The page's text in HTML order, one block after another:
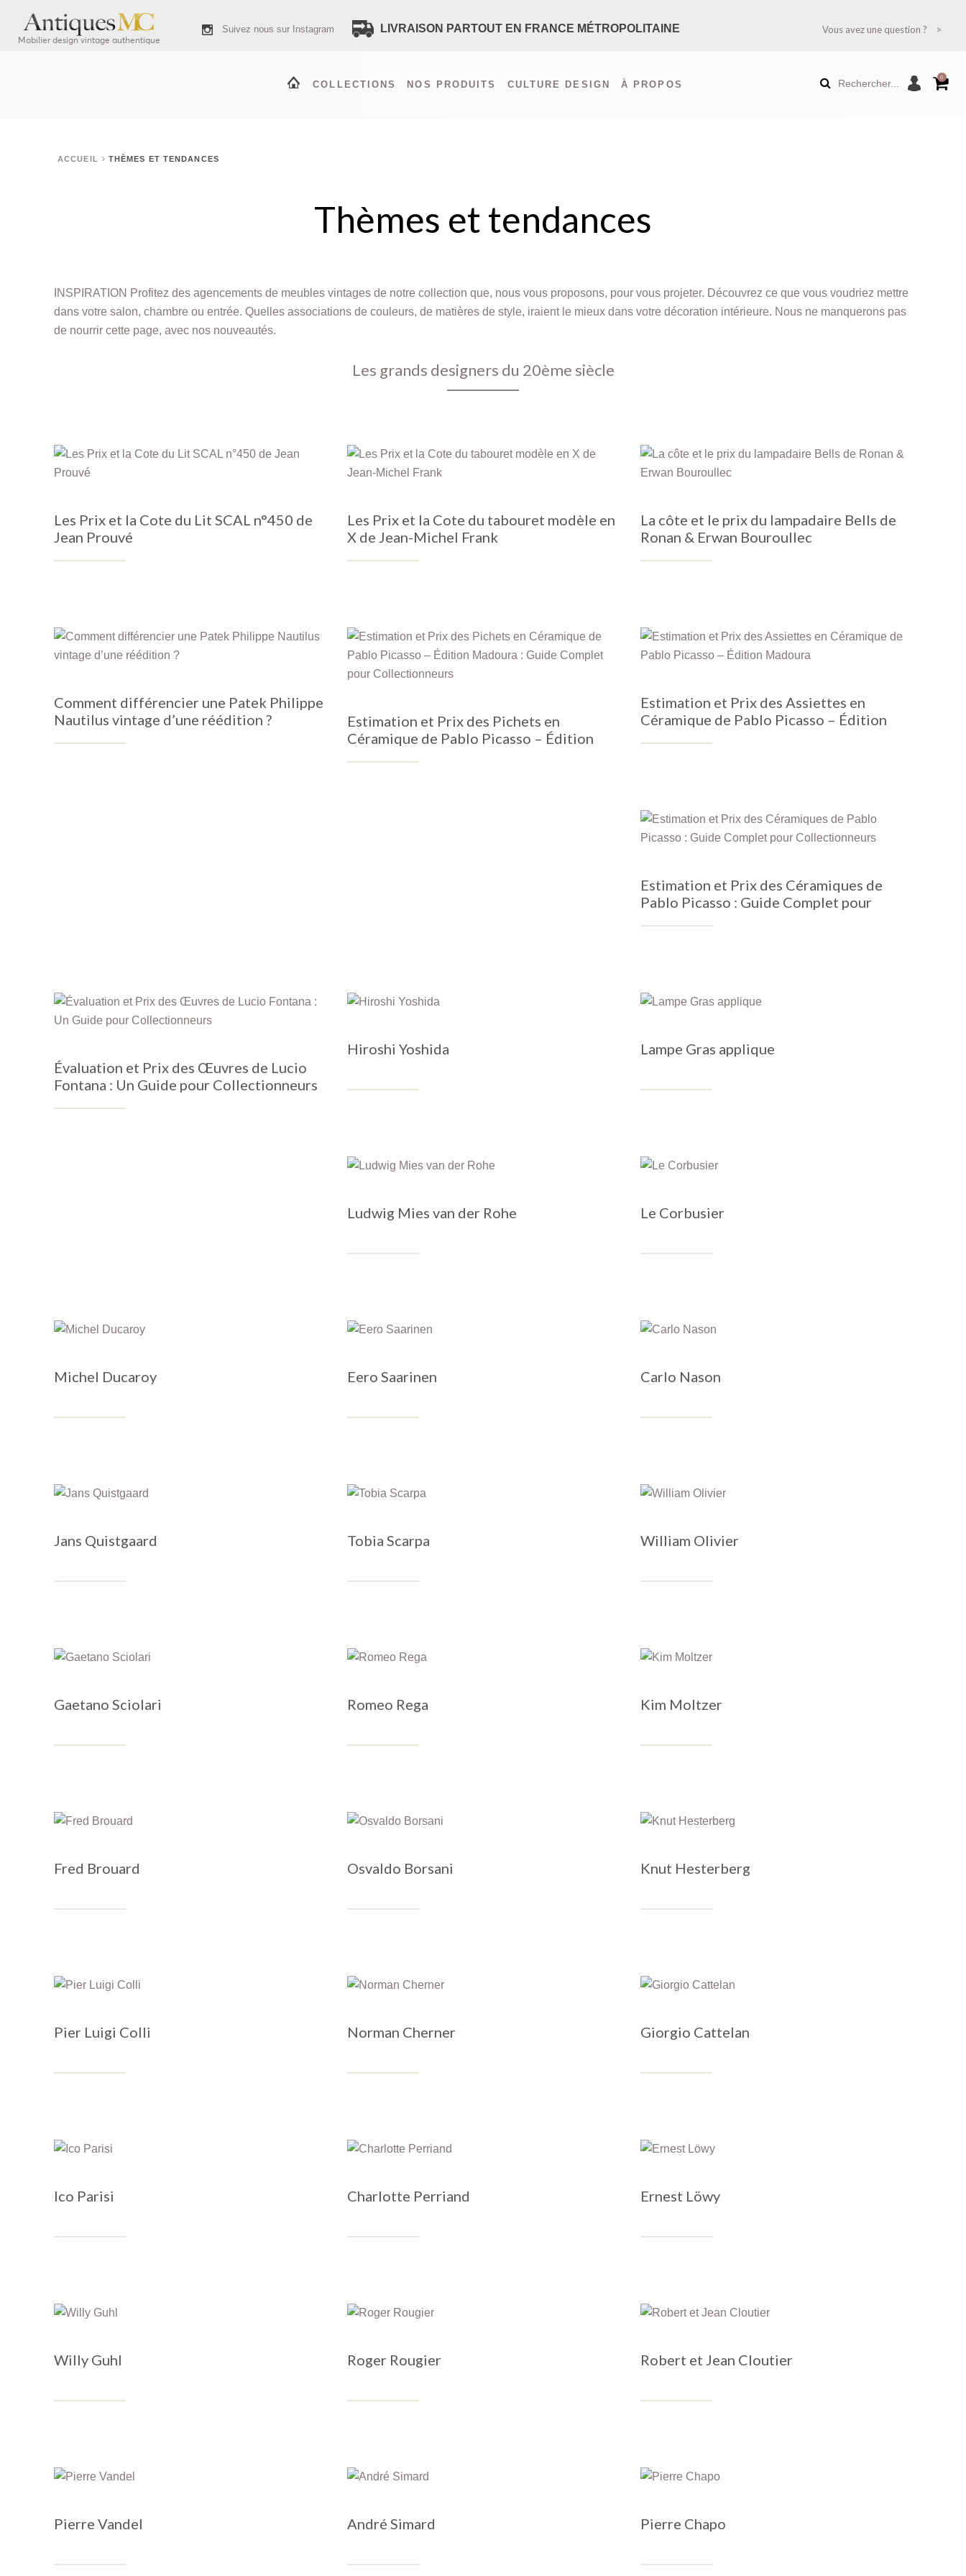
CONTACTEZ-NOUS
SITEMAP
Suivez nous sur Instagram LIVRAISON PARTOUT EN FRANCE MÉTROPOLITAINE Vous avez une question ?
Mobilier design vintage authentique
COLLECTIONS NOS PRODUITS CULTURE DESIGN À PROPOS Rechercher... 0
ACCUEIL THÈMES ET TENDANCES
Thèmes et tendances
INSPIRATION Profitez des agencements de meubles vintages de notre collection que, nous vous proposons, pour vous projeter. Découvrez ce que vous voudriez mettre
dans votre salon, chambre ou entrée. Quelles associations de couleurs, de matières de style, iraient le mieux dans votre décoration intérieure. Nous ne manquerons pas
de nourrir cette page, avec nos nouveautés.
Les grands designers du 20ème siècle
Les Prix et la Cote du Lit SCAL n°450 de
Jean Prouvé
Les Prix et la Cote du tabouret modèle en
X de Jean-Michel Frank
La côte et le prix du lampadaire Bells de
Ronan & Erwan Bouroullec
Comment différencier une Patek Philippe
Nautilus vintage d’une réédition ?
Estimation et Prix des Pichets en
Céramique de Pablo Picasso – Édition
Estimation et Prix des Assiettes en
Céramique de Pablo Picasso – Édition
Estimation et Prix des Céramiques de
Pablo Picasso : Guide Complet pour
Évaluation et Prix des Œuvres de Lucio
Fontana : Un Guide pour Collectionneurs
Hiroshi Yoshida Lampe Gras applique
Ludwig Mies van der Rohe Le Corbusier
Michel Ducaroy Eero Saarinen Carlo Nason
Jans Quistgaard Tobia Scarpa William Olivier
Gaetano Sciolari Romeo Rega Kim Moltzer
Fred Brouard Osvaldo Borsani Knut Hesterberg
Pier Luigi Colli Norman Cherner Giorgio Cattelan
Ico Parisi Charlotte Perriand Ernest Löwy
Willy Guhl Roger Rougier Robert et Jean Cloutier
Pierre Vandel André Simard Pierre Chapo